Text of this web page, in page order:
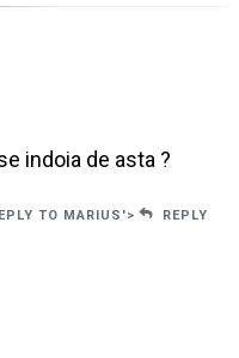
indoia de asta ?
TO MARIUS'> REPLY